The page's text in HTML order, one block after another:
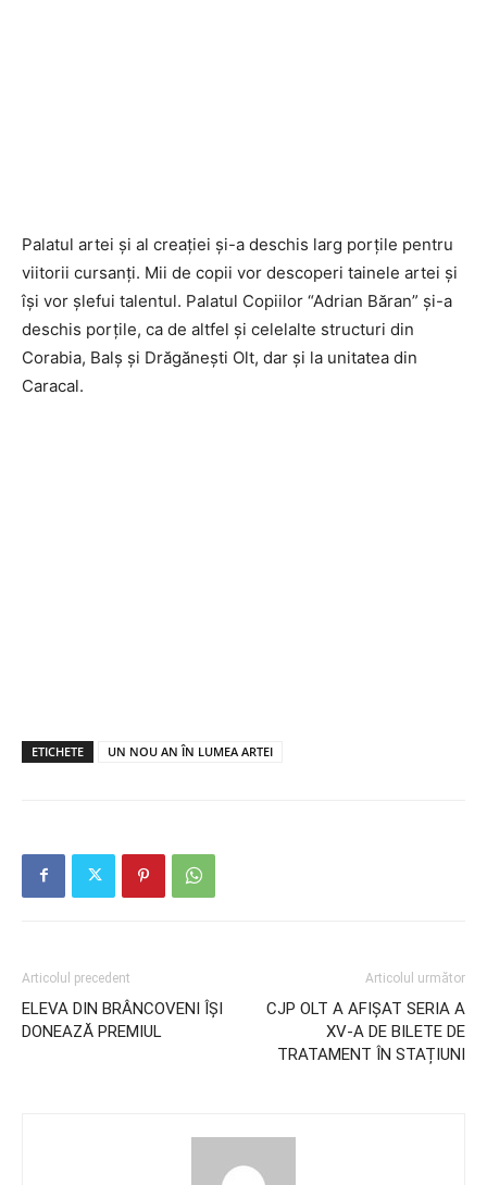
Palatul artei și al creației și-a deschis larg porțile pentru
viitorii cursanți. Mii de copii vor descoperi tainele artei și
își vor șlefui talentul. Palatul Copiilor “Adrian Băran” și-a
deschis porțile, ca de altfel și celelalte structuri din
Corabia, Balș și Drăgănești Olt, dar și la unitatea din
Caracal.
ETICHETE UN NOU AN ÎN LUMEA ARTEI
Articolul precedent
ELEVA DIN BRÂNCOVENI ÎȘI
DONEAZĂ PREMIUL
Articolul următor
CJP OLT A AFIȘAT SERIA A
XV-A DE BILETE DE
TRATAMENT ÎN STAȚIUNI